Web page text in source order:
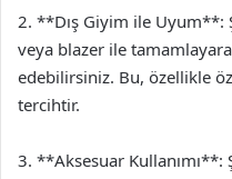
2. **Dış Giyim ile Uyum**:
veya blazer ile
edebilirsiniz. Bu, özellikle
tercihtir.
3. **Aksesuar